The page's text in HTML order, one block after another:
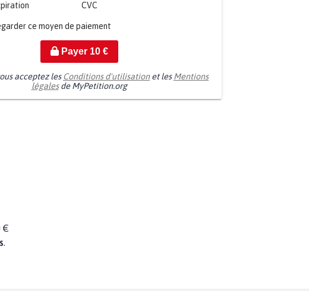
CVC
ce moyen de paiement
Payer 10€
acceptez les Conditions d'utilisationet lesMentions
légalesde MyPetition.org
€
.